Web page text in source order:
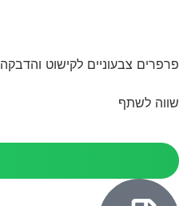
פרפרים צבעוניים לקישוט והדבקה
שווה לשתף